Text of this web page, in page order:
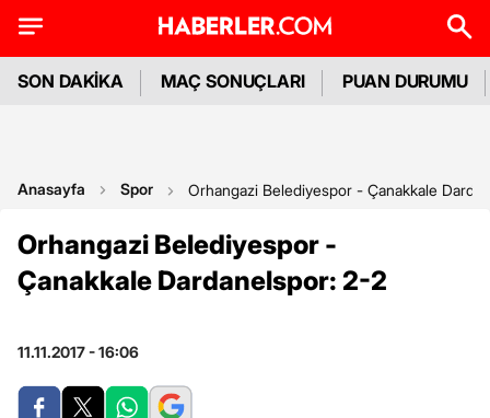
SON DAKİKA MAÇ SONUÇLARI PUAN DURUMU
Anasayfa Spor Orhangazi Belediyespor - Çanakkale
Orhangazi Belediyespor -
Çanakkale Dardanelspor: 2-2
11.11.2017 - 16:06